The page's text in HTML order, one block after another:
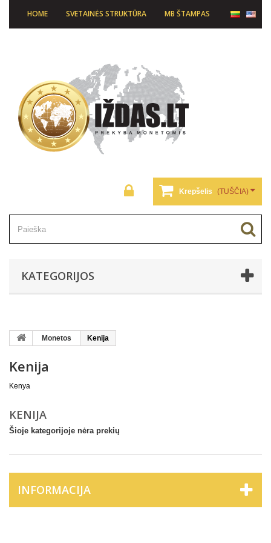
HOME SVETAINĖS STRUKTŪRA MB ŠTAMPAS
Krepšelis (TUŠČIA)
KATEGORIJOS
Monetos Kenija
Kenija
Kenya
KENIJA
Šioje kategorijoje nėra prekių
INFORMACIJA